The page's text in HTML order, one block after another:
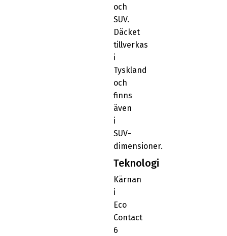
och
SUV.
Däcket
tillverkas
i
Tyskland
och
finns
även
i
SUV-
dimensioner.
Teknologi
Kärnan
i
Eco
Contact
6